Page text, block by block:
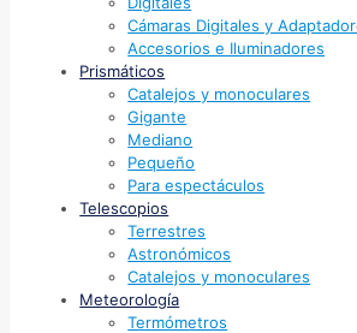
Cámaras Digitales y
Accesorios e Iluminadores
Prismáticos
Catalejos y monoculares
Gigante
Mediano
Pequeño
Para espectáculos
Telescopios
Terrestres
Astronómicos
Catalejos y monoculares
Meteorología
Termómetros